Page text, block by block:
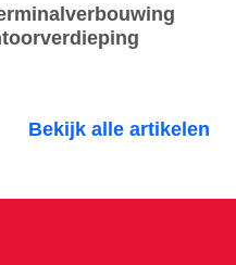
Bekijk alle artikelen